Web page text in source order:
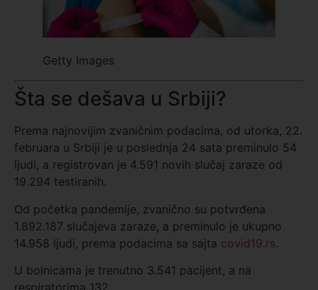
Getty Images
Šta se dešava u Srbiji?
Prema najnovijim zvaničnim podacima, od utorka, 22.
februara u Srbiji je u poslednja 24 sata preminulo 54
ljudi, a registrovan je 4.591 novih slučaj zaraze od
19.294 testiranih.
Od početka pandemije, zvanično su potvrđena
1.892.187 slučajeva zaraze, a preminulo je ukupno
14.958 ljudi, prema podacima sa sajta covid19.rs.
U bolnicama je trenutno 3.541 pacijent, a na